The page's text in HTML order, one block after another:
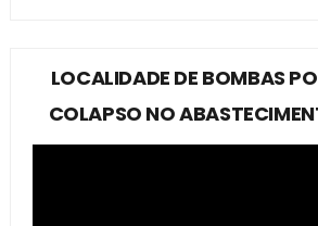
LOCALIDADE DE BOMBAS
COLAPSO NO